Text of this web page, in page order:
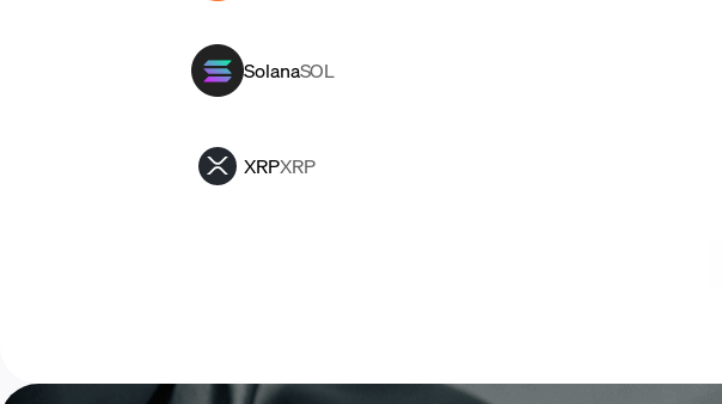
SolanaSOL
XRPXRP